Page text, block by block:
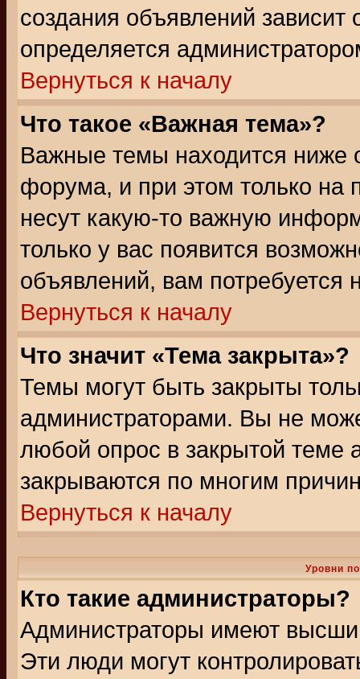
создания объявлений зависит
определяется
Вернуться к началу
Что такое «Важная тема»?
Важные темы находится ниже
форума, и при этом только на
несут какую-то важную
только у вас появится
объявлений, вам потребуется
Вернуться к началу
Что значит «Тема закрыта»?
Темы могут быть закрыты
администраторами. Вы не
любой опрос в закрытой теме
закрываются по многим
Вернуться к началу
Уровни
Кто такие администраторы?
Администраторы имеют
Эти люди могут